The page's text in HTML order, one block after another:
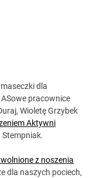
dla
pracownice
Wioletę Grzybek
Aktywni
Stempniak.
z noszenia
dla naszych pociech,